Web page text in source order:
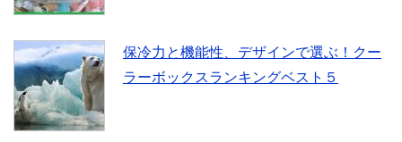
保冷力と機能性、デザインで選ぶ！クー
ラーボックスランキングベスト５